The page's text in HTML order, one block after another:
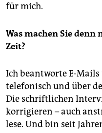
für mich.
Was machen Sie
Zeit?
Ich beantworte E-Mails
telefonisch und über
Die schriftlichen
korrigieren – auch
lese. Und bin seit